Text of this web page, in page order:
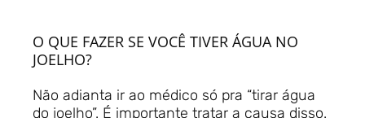
O QUE FAZER SE VOCÊ TIVER ÁGUA NO
JOELHO?
Não adianta ir ao médico só pra “tirar água
do joelho”. É importante tratar a causa disso.